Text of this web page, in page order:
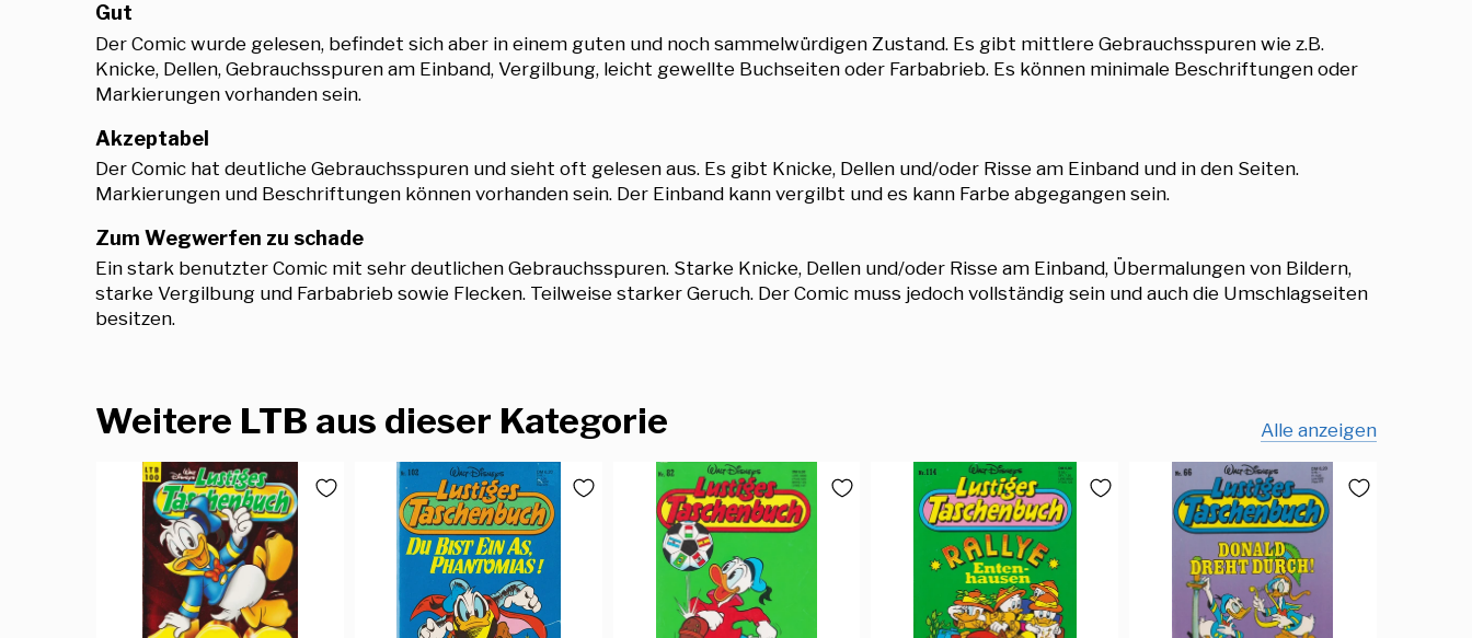
Gut
Der Comic wurde gelesen, befindet sich aber in einem guten und noch sammelwürdigen Zustand. Es gibt mittlere Gebrauchsspuren wie z.B.
Knicke, Dellen, Gebrauchsspuren am Einband, Vergilbung, leicht gewellte Buchseiten oder Farbabrieb. Es können minimale Beschriftungen oder
Markierungen vorhanden sein.
Akzeptabel
Der Comic hat deutliche Gebrauchsspuren und sieht oft gelesen aus. Es gibt Knicke, Dellen und/oder Risse am Einband und in den Seiten.
Markierungen und Beschriftungen können vorhanden sein. Der Einband kann vergilbt und es kann Farbe abgegangen sein.
Zum Wegwerfen zu schade
Ein stark benutzter Comic mit sehr deutlichen Gebrauchsspuren. Starke Knicke, Dellen und/oder Risse am Einband, Übermalungen von Bildern,
starke Vergilbung und Farbabrieb sowie Flecken. Teilweise starker Geruch. Der Comic muss jedoch vollständig sein und auch die Umschlagseiten
besitzen.
Weitere LTB aus dieser Kategorie Alle anzeigen